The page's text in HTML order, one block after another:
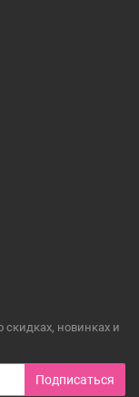
новинках и
Подписаться